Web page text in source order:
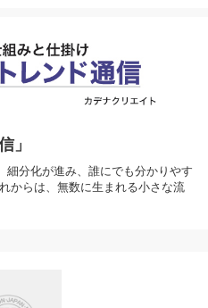
」
細分化が進み、誰にでも分かりやす
からは、無数に生まれる小さな流